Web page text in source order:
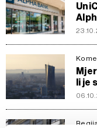
li je
Regija